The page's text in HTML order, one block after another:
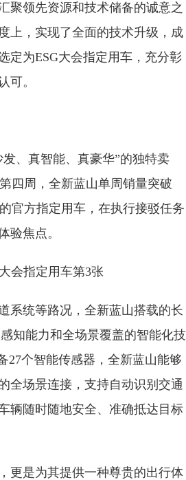
聚领先资源和技术储备的诚意之
上，实现了全面的技术升级，成
定为ESG大会指定用车，充分彰
可。
、真智能、真豪华”的独特卖
四周，全新蓝山单周销量突破
官方指定用车，在执行接驳任务
验焦点。
系统等路况，全新蓝山搭载的长
知能力和全场景覆盖的智能化技
27个智能传感器，全新蓝山能够
全场景连接，支持自动识别交通
辆随时随地安全、准确抵达目标
更是为其提供一种尊贵的出行体